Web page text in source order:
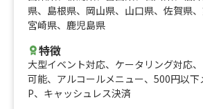
県、 島根県、 岡山県、 山口県、 佐賀県、
宮崎県、 鹿児島県
特徴
大型イベント対応、 ケータリング対応、
可能、 アルコールメニュー、 500円以下
P、 キャッシュレス決済